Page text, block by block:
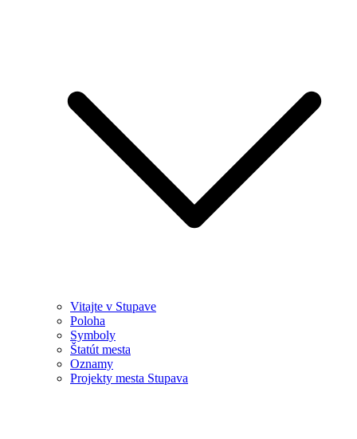
Vitajte v Stupave
Poloha
Symboly
Štatút mesta
Oznamy
Projekty mesta Stupava